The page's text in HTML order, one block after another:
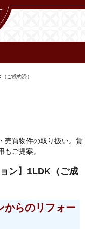
売買物件の取り扱い。賃
ご提案。
ご成約済）
ン】1LDK（ご成
からのリフォー